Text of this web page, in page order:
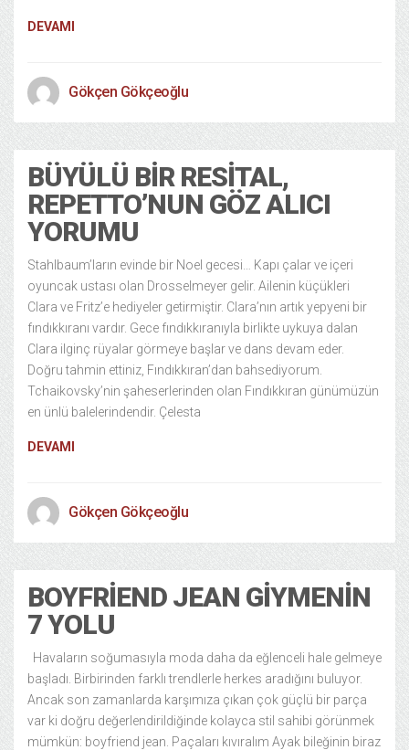
DEVAMI
Gökçen Gökçeoğlu
BÜYÜLÜ BIR RESITAL,
REPETTO’NUN GÖZ ALICI
YORUMU
Stahlbaum’ların evinde bir Noel gecesi… Kapı çalar ve içeri
oyuncak ustası olan Drosselmeyer gelir. Ailenin küçükleri
Clara ve Fritz’e hediyeler getirmiştir. Clara’nın artık yepyeni bir
fındıkkıranı vardır. Gece fındıkkıranıyla birlikte uykuya dalan
Clara ilginç rüyalar görmeye başlar ve dans devam eder.
Doğru tahmin ettiniz, Fındıkkıran’dan bahsediyorum.
Tchaikovsky’nin şaheserlerinden olan Fındıkkıran günümüzün
en ünlü balelerindendir. Çelesta
DEVAMI
Gökçen Gökçeoğlu
BOYFRIEND JEAN GIYMENIN
7 YOLU
Havaların soğumasıyla moda daha da eğlenceli hale gelmeye
başladı. Birbirinden farklı trendlerle herkes aradığını buluyor.
Ancak son zamanlarda karşımıza çıkan çok güçlü bir parça
var ki doğru değerlendirildiğinde kolayca stil sahibi görünmek
mümkün: boyfriend jean. Paçaları kıvıralım Ayak bileğinin biraz